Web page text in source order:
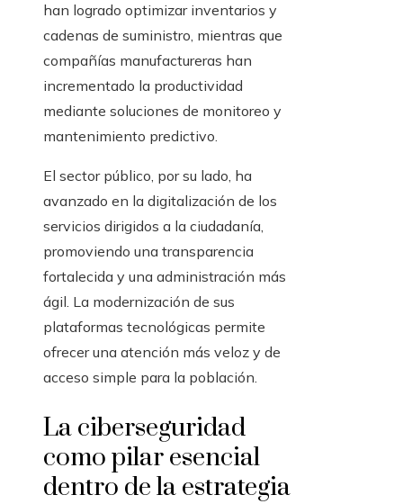
han logrado optimizar inventarios y
cadenas de suministro, mientras que
compañías manufactureras han
incrementado la productividad
mediante soluciones de monitoreo y
mantenimiento predictivo.
El sector público, por su lado, ha
avanzado en la digitalización de los
servicios dirigidos a la ciudadanía,
promoviendo una transparencia
fortalecida y una administración más
ágil. La modernización de sus
plataformas tecnológicas permite
ofrecer una atención más veloz y de
acceso simple para la población.
La ciberseguridad
como pilar esencial
dentro de la estrategia